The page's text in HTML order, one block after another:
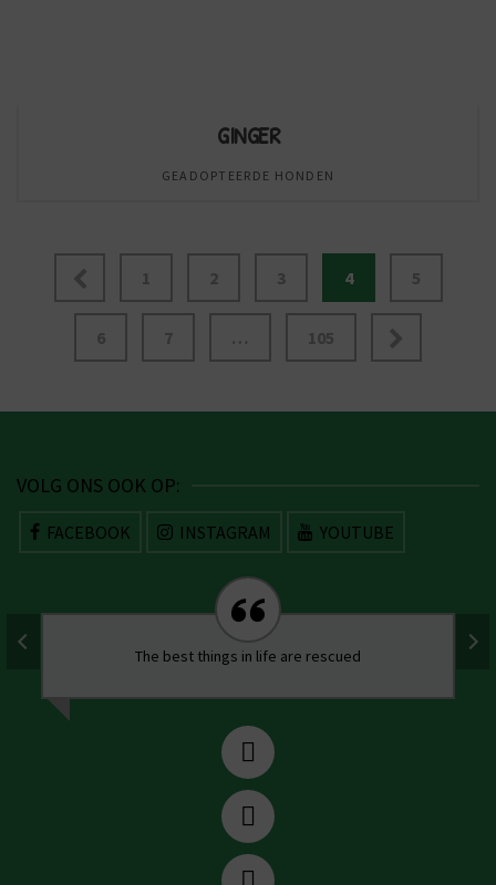
GINGER
GEADOPTEERDE HONDEN
1 2 3 4 5
6 7 … 105
VOLG ONS OOK OP:
FACEBOOK INSTAGRAM YOUTUBE
The best things in life are rescued